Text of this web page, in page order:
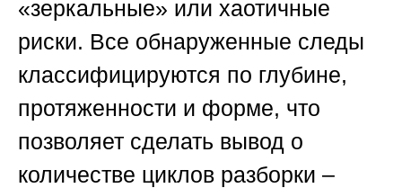
«зеркальные» или хаотичные
риски. Все обнаруженные следы
классифицируются по глубине,
протяженности и форме, что
позволяет сделать вывод о
количестве циклов разборки –